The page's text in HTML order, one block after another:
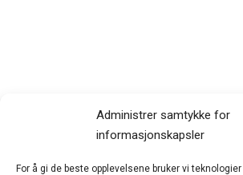
Administrer samtykke for
informasjonskapsler
For å gi de beste opplevelsene bruker vi